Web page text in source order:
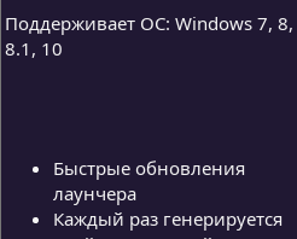
Поддерживает ОС: Windows 7, 8,
8.1, 10
Быстрые обновления
лаунчера
Каждый раз генерируется